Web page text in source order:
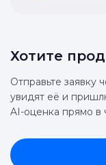
Хотите
Отправьте заявку
увидят её и
AI-оценка прямо в